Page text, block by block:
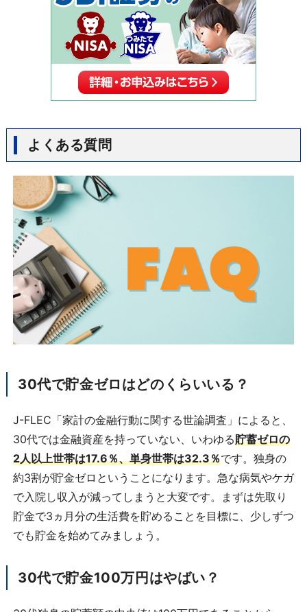
よくある質問
30代で貯金ゼロはどのくらいいる？
J-FLEC「家計の金融行動に関する世論調査」によると、
30代では金融資産を持っていない、いわゆる貯蓄ゼロの
2人以上世帯は17.6％、単身世帯は32.3％です。独身の
約3割が貯金ゼロということになります。急な病気やケガ
で入院し収入が減ってしまうと大変です。まずは先取り
貯金で3ヵ月分の生活費を貯めることを目標に、少しずつ
でも貯金を始めてみましょう。
30代で貯金100万円はやばい？